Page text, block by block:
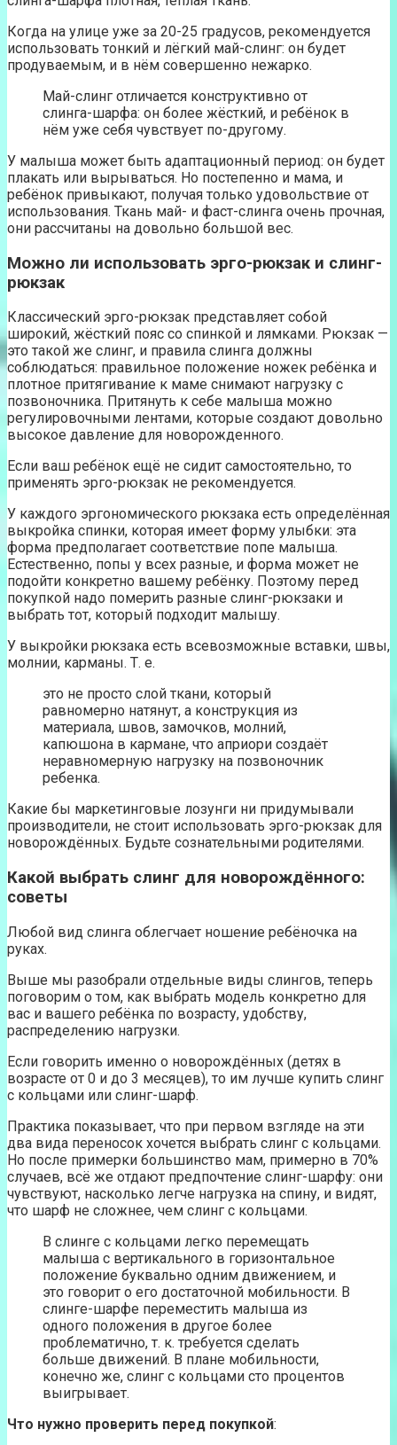
Когда на улице уже за 20-25 градусов, рекомендуется
использовать тонкий и лёгкий май-слинг: он будет
продуваемым, и в нём совершенно нежарко.
Май-слинг отличается конструктивно от
слинга-шарфа: он более жёсткий, и ребёнок в
нём уже себя чувствует по-другому.
У малыша может быть адаптационный период: он будет
плакать или вырываться. Но постепенно и мама, и
ребёнок привыкают, получая только удовольствие от
использования. Ткань май- и фаст-слинга очень прочная,
они рассчитаны на довольно большой вес.
Можно ли использовать эрго-рюкзак и слинг-
рюкзак
Классический эрго-рюкзак представляет собой
широкий, жёсткий пояс со спинкой и лямками. Рюкзак —
это такой же слинг, и правила слинга должны
соблюдаться: правильное положение ножек ребёнка и
плотное притягивание к маме снимают нагрузку с
позвоночника. Притянуть к себе малыша можно
регулировочными лентами, которые создают довольно
высокое давление для новорожденного.
Если ваш ребёнок ещё не сидит самостоятельно, то
применять эрго-рюкзак не рекомендуется.
У каждого эргономического рюкзака есть определённая
выкройка спинки, которая имеет форму улыбки: эта
форма предполагает соответствие попе малыша.
Естественно, попы у всех разные, и форма может не
подойти конкретно вашему ребёнку. Поэтому перед
покупкой надо померить разные слинг-рюкзаки и
выбрать тот, который подходит малышу.
У выкройки рюкзака есть всевозможные вставки, швы,
молнии, карманы. Т. е.
это не просто слой ткани, который
равномерно натянут, а конструкция из
материала, швов, замочков, молний,
капюшона в кармане, что априори создаёт
неравномерную нагрузку на позвоночник
ребенка.
Какие бы маркетинговые лозунги ни придумывали
производители, не стоит использовать эрго-рюкзак для
новорождённых. Будьте сознательными родителями.
Какой выбрать слинг для новорождённого:
советы
Любой вид слинга облегчает ношение ребёночка на
руках.
Выше мы разобрали отдельные виды слингов, теперь
поговорим о том, как выбрать модель конкретно для
вас и вашего ребёнка по возрасту, удобству,
распределению нагрузки.
Если говорить именно о новорождённых (детях в
возрасте от 0 и до 3 месяцев), то им лучше купить слинг
с кольцами или слинг-шарф.
Практика показывает, что при первом взгляде на эти
два вида переносок хочется выбрать слинг с кольцами.
Но после примерки большинство мам, примерно в 70%
случаев, всё же отдают предпочтение слинг-шарфу: они
чувствуют, насколько легче нагрузка на спину, и видят,
что шарф не сложнее, чем слинг с кольцами.
В слинге с кольцами легко перемещать
малыша с вертикального в горизонтальное
положение буквально одним движением, и
это говорит о его достаточной мобильности. В
слинге-шарфе переместить малыша из
одного положения в другое более
проблематично, т. к. требуется сделать
больше движений. В плане мобильности,
конечно же, слинг с кольцами сто процентов
выигрывает.
Что нужно проверить перед покупкой: